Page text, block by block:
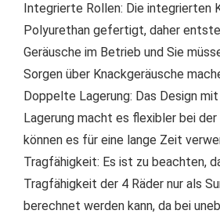
Integrierte Rollen: Die integrierten
Polyurethan gefertigt, daher
Geräusche im Betrieb und Sie
Sorgen über Knackgeräusche
Doppelte Lagerung: Das Design
Lagerung macht es flexibler bei der
können es für eine lange Zeit
Tragfähigkeit: Es ist zu beachten,
Tragfähigkeit der 4 Räder nur als
berechnet werden kann, da bei